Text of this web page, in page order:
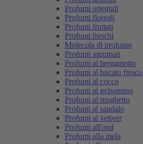
Profumi orientali
Profumi floreali
Profumi fruttati
Profumi freschi
Molecola di profumo
Profumi agrumati
Profumi al bergamotto
Profumi al bucato fresco
Profumi al cocco
Profumi al gelsomino
Profumi al mughetto
Profumi al sandalo
Profumi al vetiver
Profumi all'oud
Profumi alla mela